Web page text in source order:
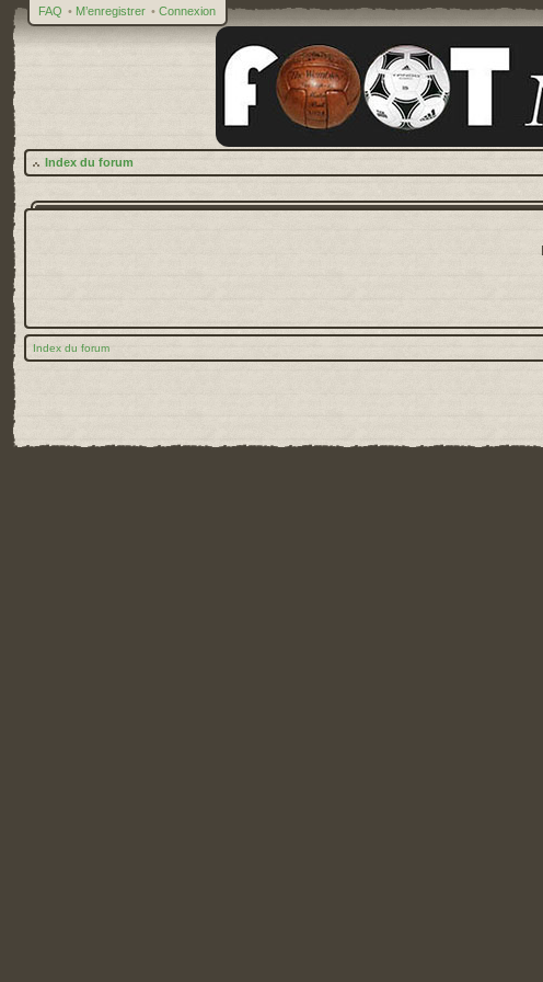
FAQ • M’enregistrer • Connexion
Index du forum
Index du forum